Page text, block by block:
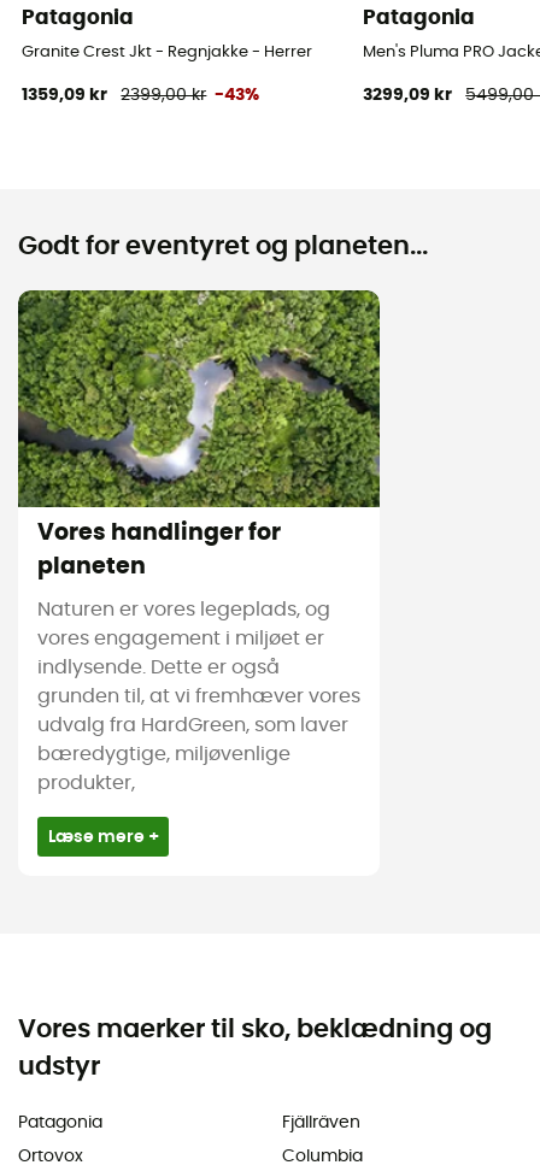
Patagonia
Granite Crest Jkt - Regnjakke - Herrer
1359,09 kr 2399,00 kr -43%
Patagonia
Men's Pluma PRO
3299,09 kr 5499,00
Godt for eventyret og planeten...
Vores handlinger for
planeten
Naturen er vores legeplads, og
vores engagement i miljøet er
indlysende. Dette er også
grunden til, at vi fremhæver vores
udvalg fra HardGreen, som laver
bæredygtige, miljøvenlige
produkter,
Læse mere +
Vores maerker til sko, beklædning og
udstyr
Patagonia
Ortovox
Fjällräven
Columbia